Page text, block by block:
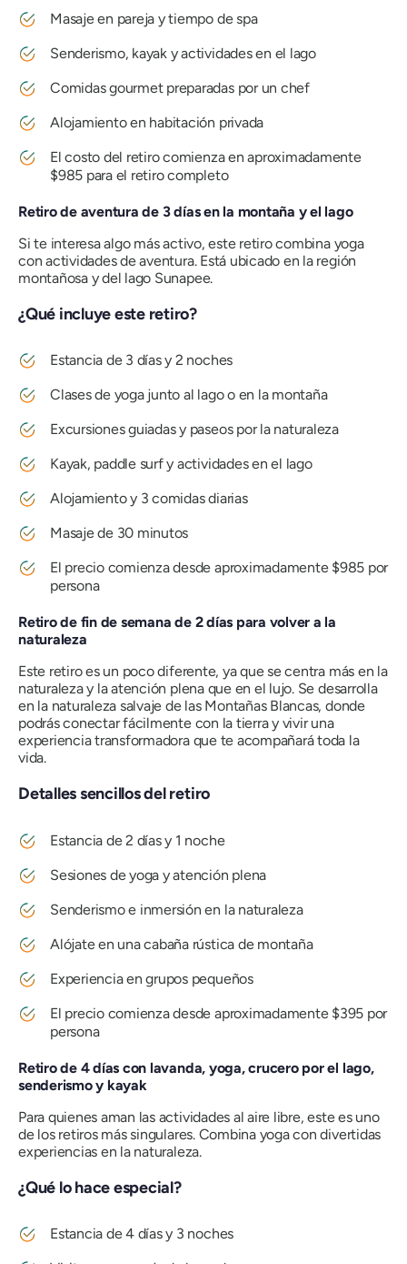
Masaje en pareja y tiempo de spa
Senderismo, kayak y actividades en el lago
Comidas gourmet preparadas por un chef
Alojamiento en habitación privada
El costo del retiro comienza en aproximadamente
$985 para el retiro completo
Retiro de aventura de 3 días en la montaña y el lago
Si te interesa algo más activo, este retiro combina yoga
con actividades de aventura. Está ubicado en la región
montañosa y del lago Sunapee.
¿Qué incluye este retiro?
Estancia de 3 días y 2 noches
Clases de yoga junto al lago o en la montaña
Excursiones guiadas y paseos por la naturaleza
Kayak, paddle surf y actividades en el lago
Alojamiento y 3 comidas diarias
Masaje de 30 minutos
El precio comienza desde aproximadamente $985 por
persona
Retiro de fin de semana de 2 días para volver a la
naturaleza
Este retiro es un poco diferente, ya que se centra más en la
naturaleza y la atención plena que en el lujo. Se desarrolla
en la naturaleza salvaje de las Montañas Blancas, donde
podrás conectar fácilmente con la tierra y vivir una
experiencia transformadora que te acompañará toda la
vida.
Detalles sencillos del retiro
Estancia de 2 días y 1 noche
Sesiones de yoga y atención plena
Senderismo e inmersión en la naturaleza
Alójate en una cabaña rústica de montaña
Experiencia en grupos pequeños
El precio comienza desde aproximadamente $395 por
persona
Retiro de 4 días con lavanda, yoga, crucero por el lago,
senderismo y kayak
Para quienes aman las actividades al aire libre, este es uno
de los retiros más singulares. Combina yoga con divertidas
experiencias en la naturaleza.
¿Qué lo hace especial?
Estancia de 4 días y 3 noches